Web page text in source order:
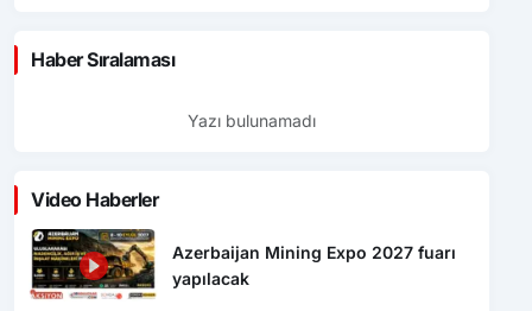
Haber Sıralaması
Yazı bulunamadı
Video Haberler
Azerbaijan Mining Expo 2027 fuarı
yapılacak